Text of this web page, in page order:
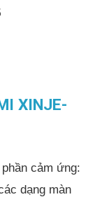
XINJE-
cảm ứng:
dạng màn